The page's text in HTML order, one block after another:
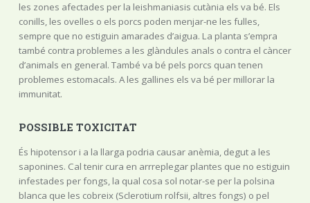
les zones afectades per la leishmaniasis cutània els va bé. Els
conills, les ovelles o els porcs poden menjar-ne les fulles,
sempre que no estiguin amarades d’aigua. La planta s’empra
també contra problemes a les glàndules anals o contra el càncer
d’animals en general. També va bé pels porcs quan tenen
problemes estomacals. A les gallines els va bé per millorar la
immunitat.
POSSIBLE TOXICITAT
És hipotensor i a la llarga podria causar anèmia, degut a les
saponines. Cal tenir cura en arrreplegar plantes que no estiguin
infestades per fongs, la qual cosa sol notar-se per la polsina
blanca que les cobreix (Sclerotium rolfsii, altres fongs) o pel